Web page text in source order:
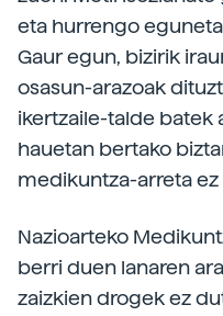
eta hurrengo
Gaur egun, bizirik
osasun-arazoak
ikertzaile-talde batek
hauetan bertako
medikuntza-arreta ez
Nazioarteko
berri duen lanaren
zaizkien drogek ez